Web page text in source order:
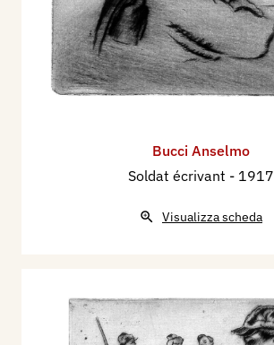
Bucci Anselmo
Soldat écrivant - 1917
Visualizza scheda